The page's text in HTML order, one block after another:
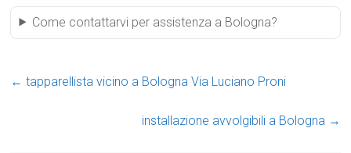
Come contattarvi per assistenza a Bologna?
← tapparellista vicino a Bologna Via Luciano Proni
installazione avvolgibili a Bologna →